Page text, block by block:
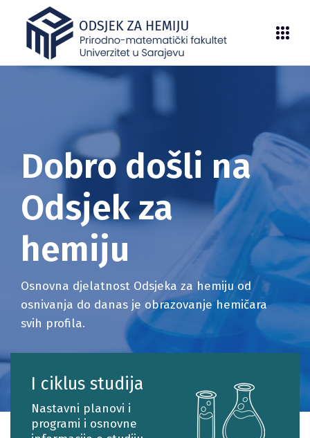
Dobro došli na
Odsjek za
hemiju
Osnovna djelatnost Odsjeka za hemiju od
osnivanja do danas je obrazovanje hemičara
svih profila.
I ciklus studija
Nastavni planovi i
programi i osnovne